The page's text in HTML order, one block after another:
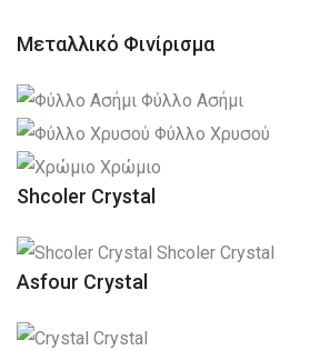
Μεταλλικό Φινίρισμα
Φύλλο Ασήμι
Φύλλο Χρυσού
Χρώμιο
Shcoler Crystal
Shcoler Crystal
Asfour Crystal
Crystal